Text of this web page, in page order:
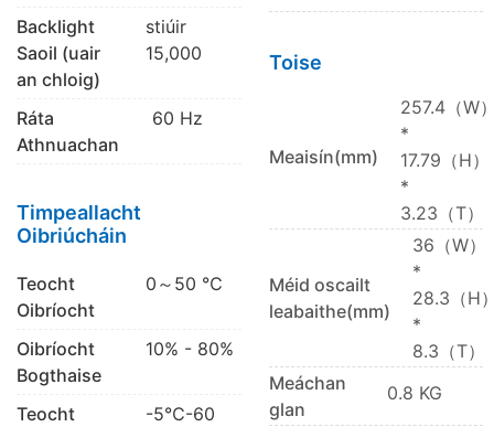
Backlight
Saoil (uair
an chloig)
stiúir
15,000
Ráta
Athnuachan
60 Hz
Timpeallacht
Oibriúcháin
Teocht
Oibríocht
0～50 ℃
Oibríocht
Bogthaise
10% - 80%
Teocht
-5℃-60
Toise
Meaisín(mm)
257.4（W
*
17.79（H）
*
3.23（T）
Méid oscailt
leabaithe(mm)
36（W）
*
28.3（H
*
8.3（T）
Meáchan
glan
0.8 KG